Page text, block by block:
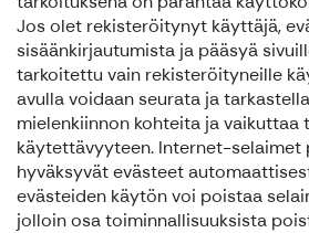
Jos olet rekisteröitynyt käyttäjä,
sisäänkirjautumista ja pääsyä
tarkoitettu vain rekisteröityneille
avulla voidaan seurata ja
mielenkiinnon kohteita ja vaikuttaa
käytettävyyteen. Internet-selaimet
hyväksyvät evästeet
evästeiden käytön voi poistaa
jolloin osa toiminnallisuuksista